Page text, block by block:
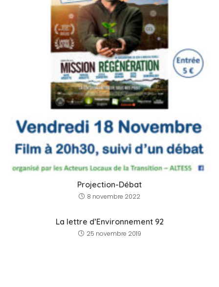
Projection-Débat
8 novembre 2022
La lettre d’Environnement 92
25 novembre 2019